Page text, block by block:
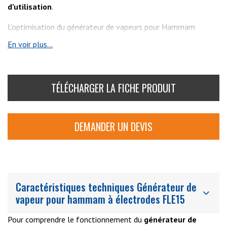
d’utilisation.
L’optimisation du générateur de vapeurs pour Hammam
FLE15 lui permet d’être à la
foisperformant
En voir plus...
TÉLÉCHARGER LA FICHE PRODUIT
DEMANDER UN DEVIS
Caractéristiques techniques Générateur de
vapeur pour hammam à électrodes FLE15
Pour comprendre le fonctionnement du générateur de